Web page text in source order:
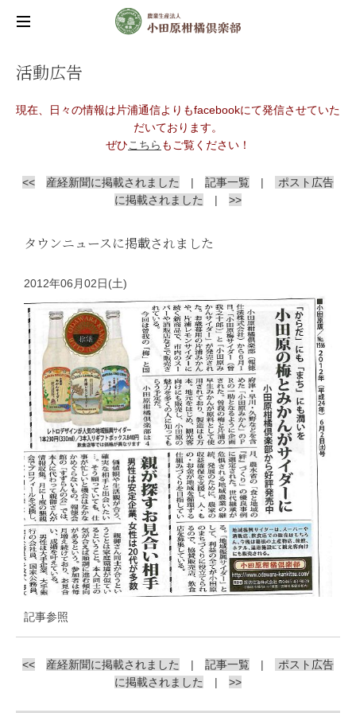
活動広告
現在、日々の情報は片浦通信よりもfacebookにて発信させていた
だいております。
ぜひこちら もご覧ください！
<< 産経新聞に掲載されました | 記事一覧 |
ポスト広告
に掲載されました
| >>
タウンニュースに掲載されました
2012年06月02日(土)
記事参照
<< 産経新聞に掲載されました | 記事一覧 |
ポスト広告
に掲載されました
| >>